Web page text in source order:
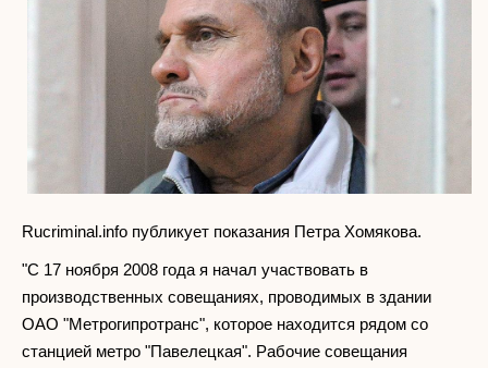
Rucriminal.info публикует показания Петра Хомякова.
"С 17 ноября 2008 года я начал участвовать в
производственных совещаниях, проводимых в здании
ОАО "Метрогипротранс", которое находится рядом со
станцией метро "Павелецкая". Рабочие совещания